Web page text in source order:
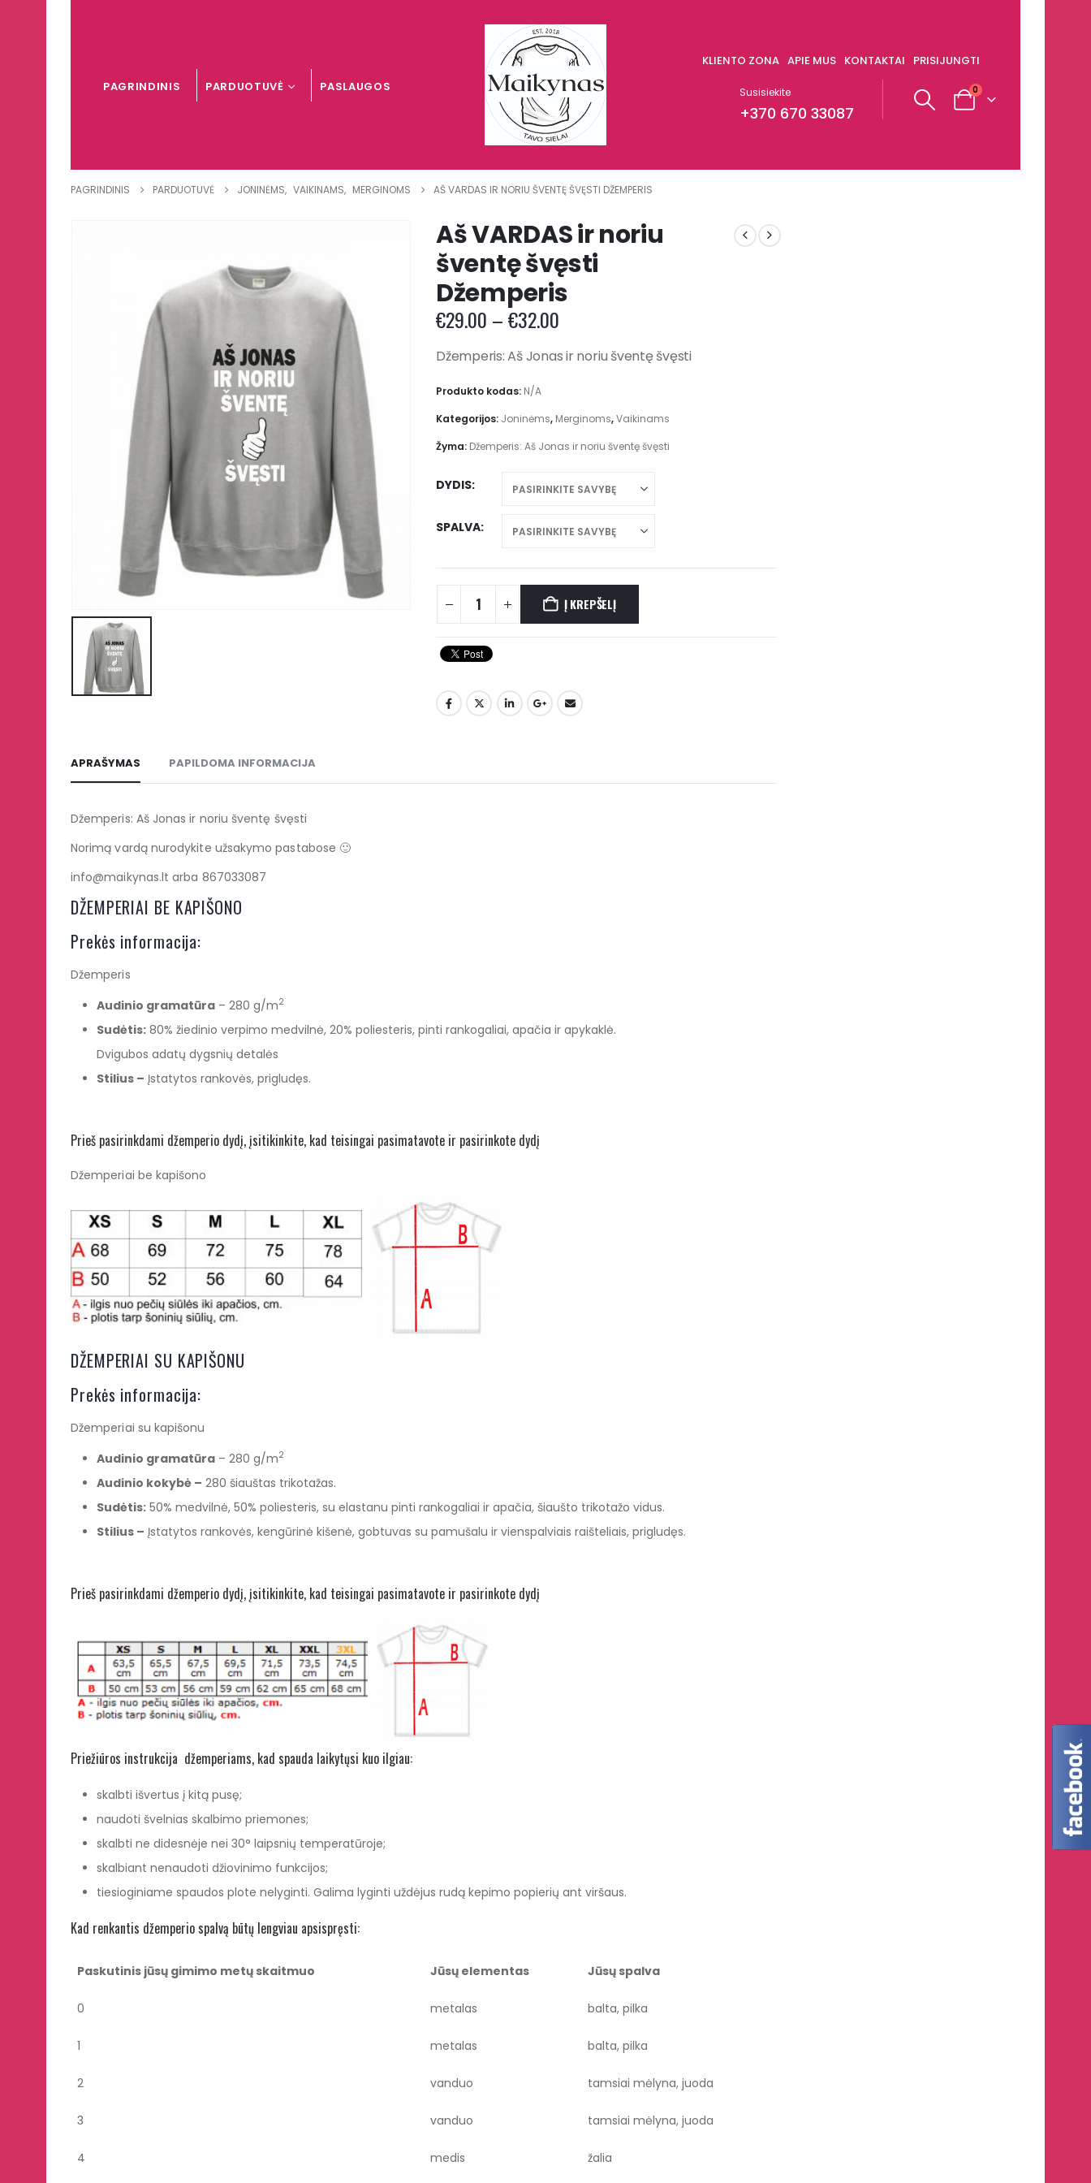
PAGRINDINIS PARDUOTUVĖ PASLAUGOS
KLIENTO ZONA APIE MUS KONTAKTAI PRISIJUNGTI
Susisiekite
+370 670 33087
0
PAGRINDINIS PARDUOTUVĖ JONINĖMS, VAIKINAMS, MERGINOMS AŠ VARDAS IR NORIU ŠVENTĘ ŠVĘSTI DŽEMPERIS
Aš VARDAS ir noriu
šventę švęsti
Džemperis
€29.00 –€32.00
€29.00
Džemperis: Aš Jonas ir noriu šventę švęsti
Produkto kodas: N/A
Kategorijos: Joninėms, Merginoms,Vaikinams
Žyma: Džemperis: Aš Jonas ir noriu šventę švęsti
DYDIS
SPALVA
Į KREPŠELĮ
APRAŠYMAS PAPILDOMA INFORMACIJA
Džemperis: Aš Jonas ir noriu šventę švęsti
Norimą vardą nurodykite užsakymo pastabose 🙂
info@maikynas.lt arba 867033087
DŽEMPERIAI BE KAPIŠONO
Prekės informacija:
Džemperis
Audinio gramatūra – 280 g/m2
Sudėtis: 80% žiedinio verpimo medvilnė, 20% poliesteris, pinti rankogaliai, apačia ir apykaklė.
Dvigubos adatų dygsnių detalės
Stilius – Įstatytos rankovės, prigludęs.
Prieš pasirinkdami džemperio dydį, įsitikinkite, kad teisingai pasimatavote ir pasirinkote dydį
Džemperiai be kapišono
DŽEMPERIAI SU KAPIŠONU
Prekės informacija:
Džemperiai su kapišonu
Audinio gramatūra – 280 g/m2
Audinio kokybė – 280 šiauštas trikotažas.
Sudėtis: 50% medvilnė, 50% poliesteris, su elastanu pinti rankogaliai ir apačia, šiaušto trikotažo vidus.
Stilius – Įstatytos rankovės, kengūrinė kišenė, gobtuvas su pamušalu ir vienspalviais raišteliais, prigludęs.
Prieš pasirinkdami džemperio dydį, įsitikinkite, kad teisingai pasimatavote ir pasirinkote dydį
Priežiūros instrukcija džemperiams, kad spauda laikytųsi kuo ilgiau:
skalbti išvertus į kitą pusę;
naudoti švelnias skalbimo priemones;
skalbti ne didesnėje nei 30° laipsnių temperatūroje;
skalbiant nenaudoti džiovinimo funkcijos;
tiesioginiame spaudos plote nelyginti. Galima lyginti uždėjus rudą kepimo popierių ant viršaus.
Kad renkantis džemperio spalvą būtų lengviau apsispręsti:
Paskutinis jūsų gimimo metų skaitmuo Jūsų elementas Jūsų spalva
0 metalas balta, pilka
1 metalas balta, pilka
2 vanduo tamsiai mėlyna, juoda
3 vanduo tamsiai mėlyna, juoda
4 medis žalia